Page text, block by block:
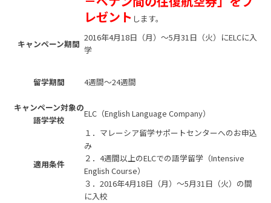
レゼント します。
キャンペーン期間
2016年4月18日（月）～5月31日（火）にELCに入
学
留学期間 4週間～24週間
キャンペーン対象の
語学学校
ELC（English Language Company）
適用条件
１．マレーシア留学サポートセンターへのお申込
み
２．4週間以上のELCでの語学留学（Intensive
English Course）
３．2016年4月18日（月）～5月31日（火）の間
に入校